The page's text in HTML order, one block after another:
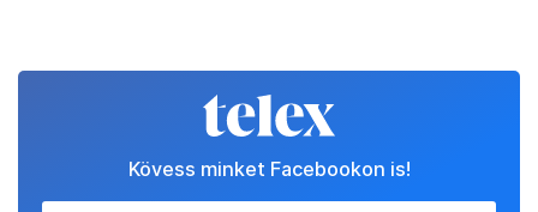
Kövess minket Facebookon is!